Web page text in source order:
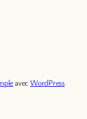
avecWordPress